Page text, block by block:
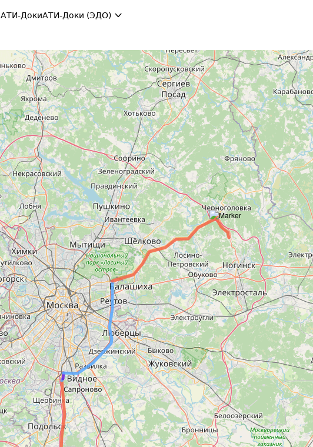
АТИ-ДокиАТИ-Доки (ЭДО)